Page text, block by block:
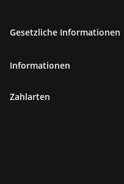
Gesetzliche Informationen
Informationen
Zahlarten